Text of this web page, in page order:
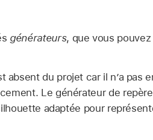
générateurs, que vous
absent du projet car il n’a pas
Le générateur de
adaptée pour